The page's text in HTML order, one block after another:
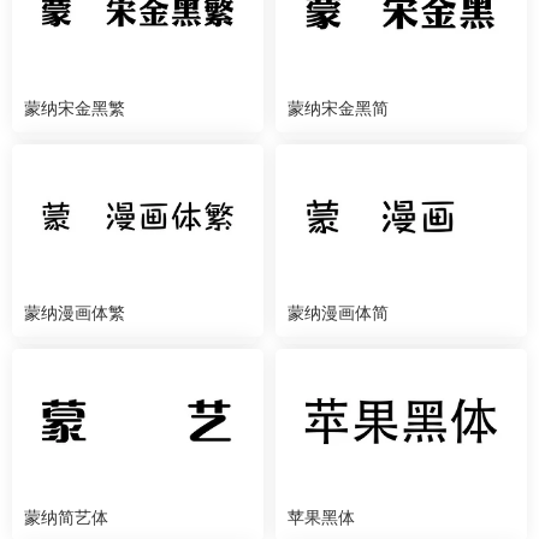
蒙纳宋金黑繁 蒙纳宋金黑简
蒙纳漫画体繁 蒙纳漫画体简
蒙纳简艺体 苹果黑体